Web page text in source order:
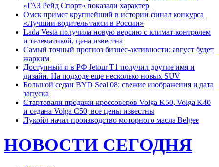
«ГАЗ Рейд Спорт» показали характер
Омск примет крупнейший в истории финал конкурса
«Лучший водитель такси в России»
Lada Vesta получила новую версию с климат-контролем
и телематикой, цена известна
Самый точный прогноз бизнес-активности: август будет
жарким
Доступный и в РФ Jetour T1 получил другие имя и
дизайн. На подходе еще несколько новых SUV
Большой седан BYD Seal 08: свежие изображения и дата
запуска
Стартовали продажи кроссоверов Volga K50, Volga K40
и седана Volga C50, все цены известны
Лукойл начал производство моторного масла Belgee
НОВОСТИ СЕГОДНЯ